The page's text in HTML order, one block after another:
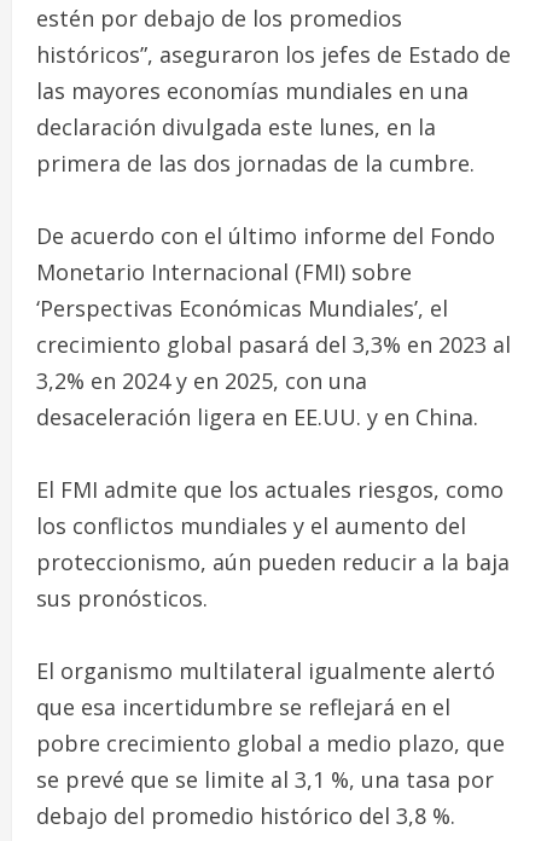
estén por debajo de los promedios
históricos”, aseguraron los jefes de Estado de
las mayores economías mundiales en una
declaración divulgada este lunes, en la
primera de las dos jornadas de la cumbre.
De acuerdo con el último informe del Fondo
Monetario Internacional (FMI) sobre
‘Perspectivas Económicas Mundiales’, el
crecimiento global pasará del 3,3% en 2023 al
3,2% en 2024 y en 2025, con una
desaceleración ligera en EE.UU. y en China.
El FMI admite que los actuales riesgos, como
los conflictos mundiales y el aumento del
proteccionismo, aún pueden reducir a la baja
sus pronósticos.
El organismo multilateral igualmente alertó
que esa incertidumbre se reflejará en el
pobre crecimiento global a medio plazo, que
se prevé que se limite al 3,1 %, una tasa por
debajo del promedio histórico del 3,8 %.